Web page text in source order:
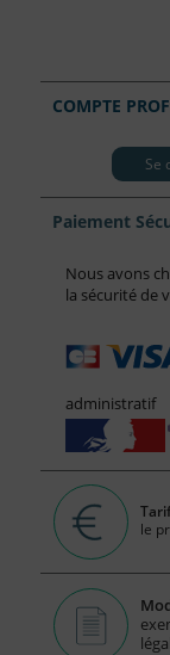
COMPTE
Se
Paiement
Nous avons
la sécurité de
administratif
le